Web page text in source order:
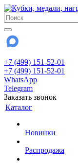
+7 (499) 151-52-01
+7 (499) 151-52-01
WhatsApp
Telegram
Заказать звонок
Каталог
Новинки
Распродажа